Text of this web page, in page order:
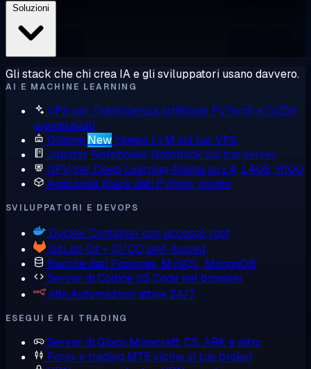
Gli stack che chi crea IA e gli sviluppatori usano davvero.
AI E MACHINE LEARNING
VPS per l'intelligenza artificiale PyTorch e CUDA
preinstallati
Ollama New Esegui LLM sul tuo VPS
Jupyter Notebooks Notebook sul tuo server
GPU per Deep Learning Allena su L4, L40S, H100
AnacondaStack dati Python, pronto
SVILUPPATORI E DEVOPS
Docker Container con accesso root
GitLab Git + CI/CD self-hosted
Banche dati Postgres, MySQL, MongoDB
Server di CodiceVS Code nel browser
n8n Automazioni attive 24/7
ESEGUI E FAI TRADING
Server di Gioco Minecraft, CS, ARK e altro
Forex e trading MT5 vicino al tuo broker